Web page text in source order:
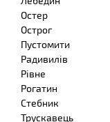
Остер
Острог
Пустомити
Радивилів
Рівне
Рогатин
Стебник
Трускавець